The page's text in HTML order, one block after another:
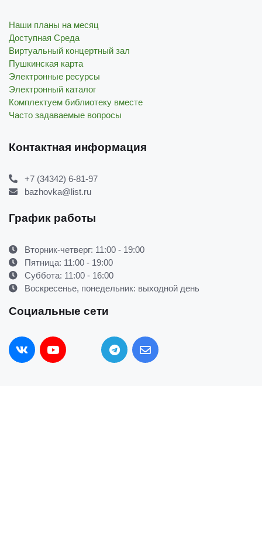
Наши планы на месяц
Доступная Среда
Виртуальный концертный зал
Пушкинская карта
Электронные ресурсы
Электронный каталог
Комплектуем библиотеку вместе
Часто задаваемые вопросы
Контактная информация
+7 (34342) 6-81-97
bazhovka@list.ru
График работы
Вторник-четверг: 11:00 - 19:00
Пятница: 11:00 - 19:00
Суббота: 11:00 - 16:00
Воскресенье, понедельник: выходной день
Социальные сети